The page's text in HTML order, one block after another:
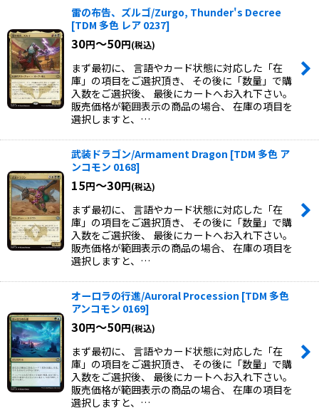
雷の布告、ズルゴ/Zurgo, Thunder's Decree
[TDM 多色 レア 0237]
30円～50円(税込)
まず最初に、 言語やカード状態に対応した「在
庫」の項目をご選択頂き、 その後に「数量」で購
入数をご選択後、 最後にカートへお入れ下さい。
販売価格が範囲表示の商品の場合、 在庫の項目を
選択しますと、…
武装ドラゴン/Armament Dragon [TDM 多色 ア
ンコモン 0168]
15円～30円(税込)
まず最初に、 言語やカード状態に対応した「在
庫」の項目をご選択頂き、 その後に「数量」で購
入数をご選択後、 最後にカートへお入れ下さい。
販売価格が範囲表示の商品の場合、 在庫の項目を
選択しますと、…
オーロラの行進/Auroral Procession [TDM 多色
アンコモン 0169]
30円～50円(税込)
まず最初に、 言語やカード状態に対応した「在
庫」の項目をご選択頂き、 その後に「数量」で購
入数をご選択後、 最後にカートへお入れ下さい。
販売価格が範囲表示の商品の場合、 在庫の項目を
選択しますと、…